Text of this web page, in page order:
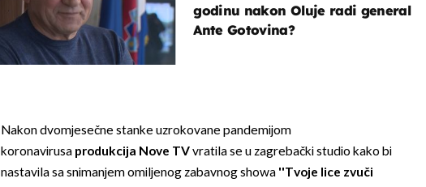
godinu nakon Oluje radi general
Ante Gotovina?
Nakon dvomjesečne stanke uzrokovane pandemijom
koronavirusa produkcija Nove TVvratila se u zagrebački studio kako bi
nastavila sa snimanjem omiljenog zabavnog showa ''Tvoje lice zvuči